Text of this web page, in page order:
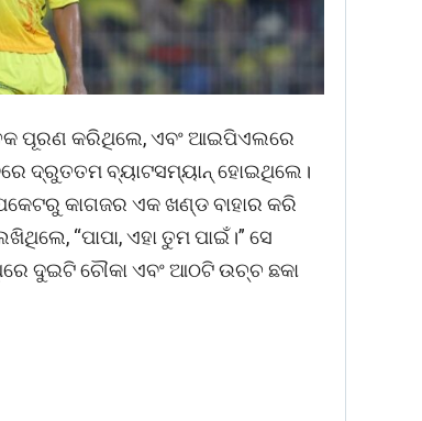
ପୂରଣ କରିଥିଲେ, ଏବଂ ଆଇପିଏଲରେ
ଦ୍ରୁତତମ ବ୍ୟାଟସମ୍ୟାନ୍ ହୋଇଥିଲେ।
କାଗଜର ଏକ ଖଣ୍ଡ ବାହାର କରି
“ପାପା, ଏହା ତୁମ ପାଇଁ।” ସେ
ଦୁଇଟି ଚୌକା ଏବଂ ଆଠଟି ଉଚ୍ଚ ଛକା